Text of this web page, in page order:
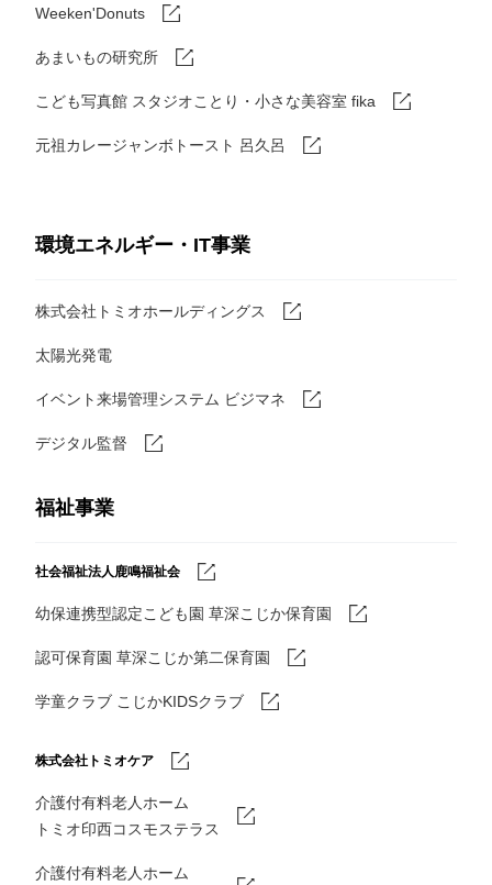
Weeken'Donuts
あまいもの研究所
こども写真館 スタジオことり・小さな美容室 fika
元祖カレージャンボトースト 呂久呂
環境エネルギー・IT事業
株式会社トミオホールディングス
太陽光発電
イベント来場管理システム ビジマネ
デジタル監督
福祉事業
社会福祉法人鹿鳴福祉会
幼保連携型認定こども園 草深こじか保育園
認可保育園 草深こじか第二保育園
学童クラブ こじかKIDSクラブ
株式会社トミオケア
介護付有料老人ホーム
トミオ印西コスモステラス
介護付有料老人ホーム